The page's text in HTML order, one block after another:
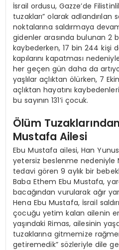
İsrail ordusu, Gazze’de
tuzakları” olarak adlandırılan
noktalarına saldırmaya
gidenler arasında bulunan 2
kaybederken, 17 bin 244 kişi
kapılarını kapatması
her geçen gün daha da
yaşlılar açlıktan ölürken, 7
açlıktan hayatını
bu sayının 131’i çocuk.
Ölüm
Mustafa Ailesi
Ebu Mustafa ailesi, Han
yetersiz beslenme nedeniyle
tedavi gören 9 aylık bir
Baba Ethem Ebu Mustafa,
bacağından vurularak ağır
Hena Ebu Mustafa, İsrail
çocuğu yetim kalan ailenin
yaşındaki Rimas, ailesinin
tuzaklarına gitmemize
getiremedik” sözleriyle dile